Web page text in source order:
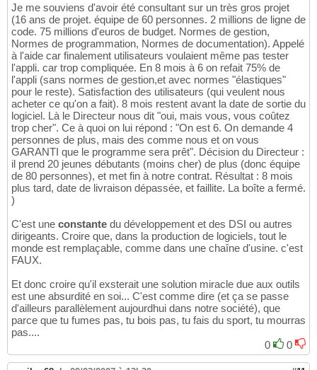
Je me souviens d'avoir été consultant sur un très gros projet
(16 ans de projet. équipe de 60 personnes. 2 millions de ligne de
code. 75 millions d'euros de budget. Normes de gestion,
Normes de programmation, Normes de documentation). Appelé
à l'aide car finalement utilisateurs voulaient même pas tester
l'appli. car trop compliquée. En 8 mois à 6 on refait 75% de
l'appli (sans normes de gestion,et avec normes "élastiques"
pour le reste). Satisfaction des utilisateurs (qui veulent nous
acheter ce qu'on a fait). 8 mois restent avant la date de sortie du
logiciel. Là le Directeur nous dit "oui, mais vous, vous coûtez
trop cher". Ce à quoi on lui répond : "On est 6. On demande 4
personnes de plus, mais des comme nous et on vous
GARANTI que le programme sera prêt". Décision du Directeur :
il prend 20 jeunes débutants (moins cher) de plus (donc équipe
de 80 personnes), et met fin à notre contrat. Résultat : 8 mois
plus tard, date de livraison dépassée, et faillite. La boîte a fermé.
)
C'est une constante du développement et des DSI ou autres
dirigeants. Croire que, dans la production de logiciels, tout le
monde est remplaçable, comme dans une chaîne d'usine. c'est
FAUX.
Et donc croire qu'il exsterait une solution miracle due aux outils
est une absurdité en soi... C'est comme dire (et ça se passe
d'ailleurs parallèlement aujourdhui dans notre société), que
parce que tu fumes pas, tu bois pas, tu fais du sport, tu mourras
pas....
0
0